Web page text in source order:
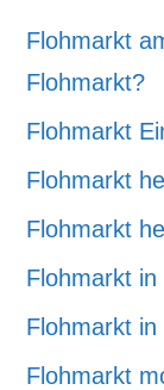
Flohmarkt
Flohmarkt?
Flohmarkt
Flohmarkt
Flohmarkt
Flohmarkt
Flohmarkt
Flohmarkt